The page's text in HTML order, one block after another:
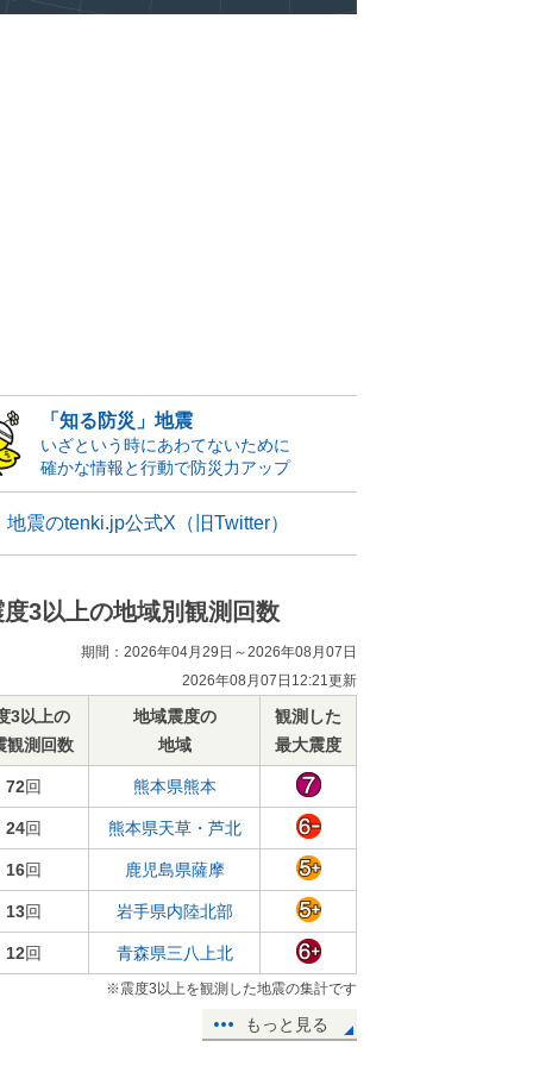
「知る防災」地震
いざという時にあわてないために
確かな情報と行動で防災力アップ
地震のtenki.jp公式X（旧Twitter）
度3以上の地域別観測回数
期間：2026年04月29日～2026年08月07日
2026年08月07日12:21更新
3以上の
観測回数
地域震度の
地域
観測した
最大震度
72回 熊本県熊本
24回 熊本県天草・芦北
16回 鹿児島県薩摩
13回 岩手県内陸北部
12回 青森県三八上北
※震度3以上を観測した地震の集計です
もっと見る